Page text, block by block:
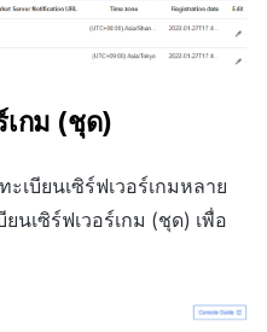
เกม (ชุด)
เบียนเซิร์ฟเวอร์เกมหลาย
นเซิร์ฟเวอร์เกม (ชุด) เพื่อ